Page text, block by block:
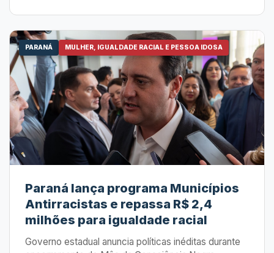
PARANÁ MULHER, IGUALDADE RACIAL E PESSOA IDOSA
Paraná lança programa Municípios
Antirracistas e repassa R$ 2,4
milhões para igualdade racial
Governo estadual anuncia políticas inéditas durante